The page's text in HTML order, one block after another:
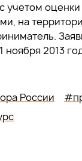
учетом
на
ноября 2013
России